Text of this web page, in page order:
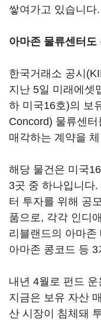
쌓여가고 있습니다.
아마존 물류센터도
한국거래소 공시
지난 5일 미래에셋
하 미국16호)의 보
Concord) 물류센터
매각하는 계약을
해당 물건은 미국
3곳 중 하나입니다
터 투자를 위해 공
품으로, 각각 인디
리블랜드의 아마존
아마존 콩코드 등
내년 4월로 펀드
지금은 보유 자산
산 시장이 침체돼